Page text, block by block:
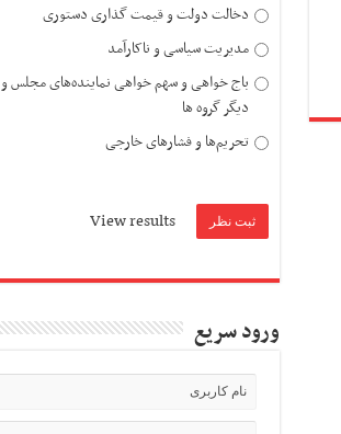
دخالت دولت و قیمت گذاری دستوری
مدیریت سیاسی و ناکارآمد
باج خواهی و سهم خواهی نماینده‌های مجلس و
دیگر گروه ها
تحریم‌ها و فشارهای خارجی
View results
ورود سریع